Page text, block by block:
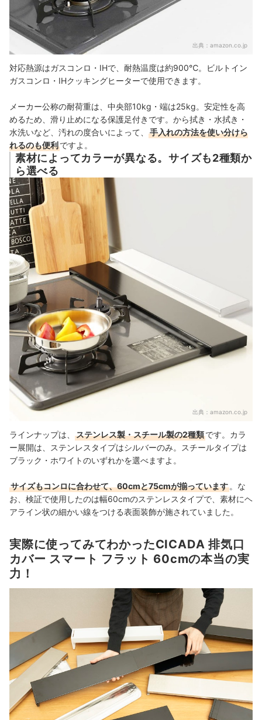
出典： amazon.co.jp
対応熱源はガスコンロ・IHで、耐熱温度は約900℃。
ビルトイン
ガスコンロ・IHクッキングヒーターで使用できます。
メーカー公称の耐荷重は、 中央部10kg・端は25kg。安定性を高
めるため、滑り 止めになる保護足付きです。 から拭き・水拭き・
水洗いなど、汚れの度合いによって、
手入れの方法を使い分けら
れるのも便利ですよ。
素材によってカラーが異なる。サイズも2種類か
ら選べる
出典： amazon.co.jp
ラインナップは、 ステンレス製・スチール製の2種類です。カラ
ー展開は、ステンレスタイプはシルバーのみ。スチールタイプは
ブラック・ホワイトのいずれかを選べますよ 。
サイズもコンロに合わせて、60cmと75cmが揃っています 。な
お、 検証で使用したのは幅60cmのステンレスタイプで、素材にヘ
アライン状の細かい線をつける表面装飾が施されていました。
実際に使ってみてわかったCICADA 排気口
カバー スマート フラット 60cmの本当の実
力！